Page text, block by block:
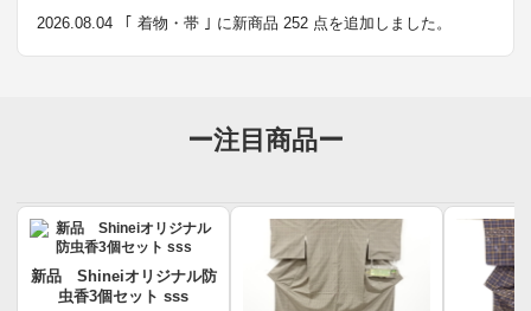
2026.08.04 ｢ 着物・帯 ｣ に新商品 252 点を追加しました。
ー注目商品ー
新品 Shineiオリジナル防
虫香3個セット sss